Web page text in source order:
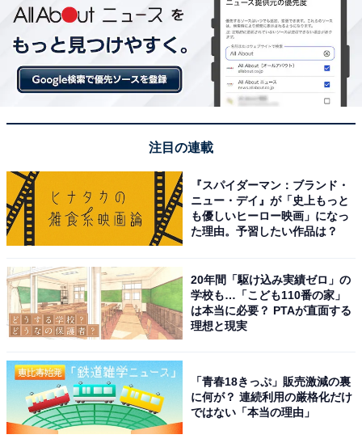
ごし方
注目の連載
『スパイダーマン：ブランド・
ニュー・デイ』が「史上もっと
も優しいヒーロー映画」になっ
た理由。予習したい作品は？
20年間「駆け込み実績ゼロ」の
学校も…「こども110番の家」
は本当に必要？ PTAが直面する
理想と現実
「青春18きっぷ」販売激減の裏
に何が？ 連続利用の厳格化だけ
ではない「本当の理由」